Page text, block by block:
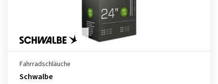
Fahrradschläuche
Schwalbe